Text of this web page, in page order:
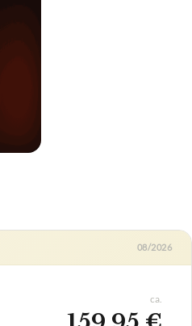
08/2026
ca.